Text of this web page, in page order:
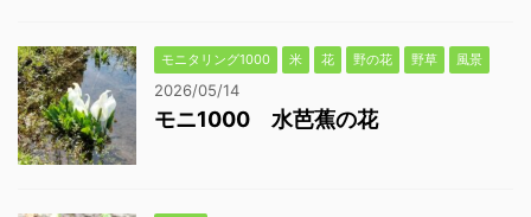
モニタリング1000 米 花 野の花 野草 風景
2026/05/14
モニ1000 水芭蕉の花